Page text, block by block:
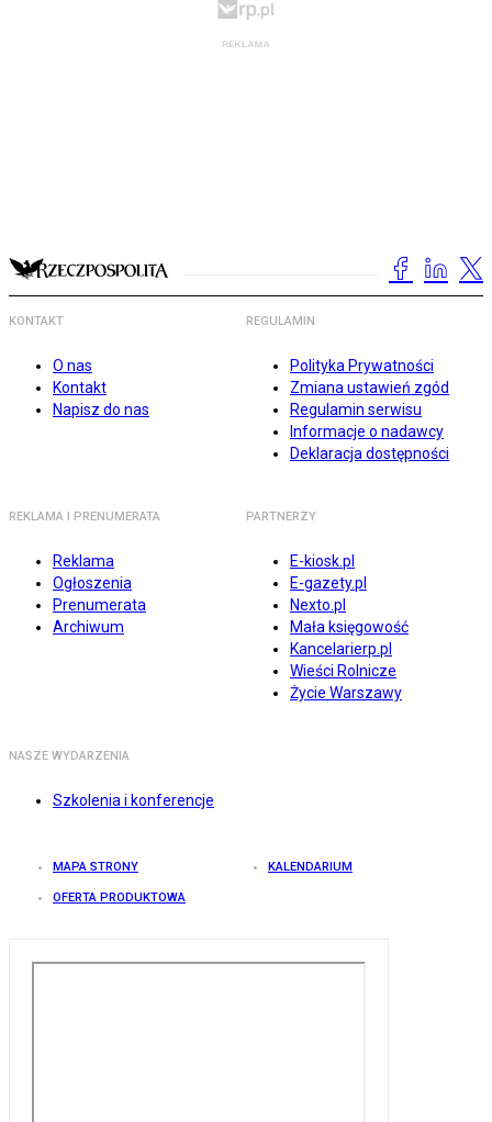
KONTAKT
O nas
Kontakt
Napisz do nas
REGULAMIN
Polityka Prywatności
Zmiana ustawień zgód
Regulamin serwisu
Informacje o nadawcy
Deklaracja dostępności
REKLAMA I PRENUMERATA
Reklama
Ogłoszenia
Prenumerata
Archiwum
PARTNERZY
E-kiosk.pl
E-gazety.pl
Nexto.pl
Mała księgowość
Kancelarierp.pl
Wieści Rolnicze
Życie Warszawy
NASZE WYDARZENIA
Szkolenia i konferencje
MAPA STRONY KALENDARIUM
OFERTA PRODUKTOWA